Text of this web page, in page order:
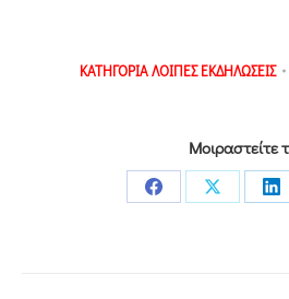
ΚΑΤΗΓΟΡΙΑΛΟΙΠΕΣ ΕΚΔΗΛΩΣΕΙΣ
Μοιραστείτε